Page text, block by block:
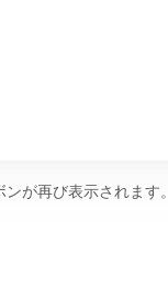
が再び表示されます。